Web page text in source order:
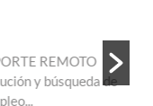
REMOTO
y búsqueda de